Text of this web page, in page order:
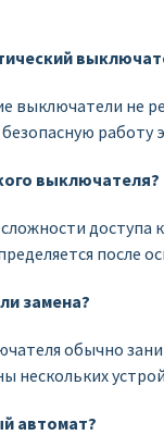
выключатели не
работу
выключателя?
доступа
после
замена?
обычно
нескольких
автомат?